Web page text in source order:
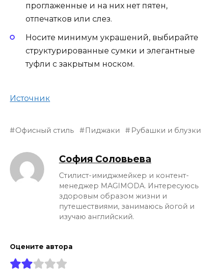
проглаженные и на них нет пятен,
отпечатков или слез.
Носите минимум украшений, выбирайте
структурированные сумки и элегантные
туфли с закрытым носком.
Источник
Офисный стиль Пиджаки Рубашки и блузки
София Соловьева
Стилист-имиджмейкер и контент-
менеджер MAGIMODA. Интересуюсь
здоровым образом жизни и
путешествиями, занимаюсь йогой и
изучаю английский.
Оцените автора